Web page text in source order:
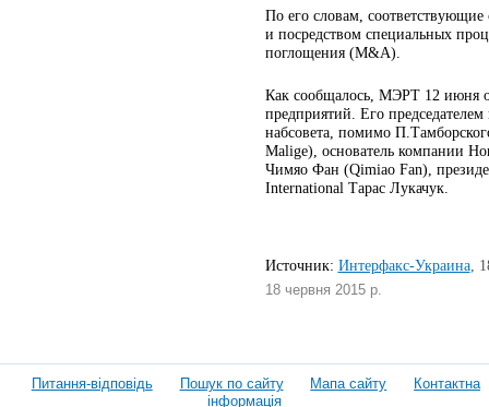
По его словам,
и посредством специальных
поглощения (M&A).
Как сообщалось, МЭРТ 12 июня
предприятий. Его
набсовета, помимо
Malige), основатель компании
Чимяо Фан (Qimiao Fan),
International Тарас Лукачук.
Источник: Интерфакс-Украина,
18 червня 2015 р.
Питання-відповідь Пошук по сайту Мапа сайту
Контактна
інформація